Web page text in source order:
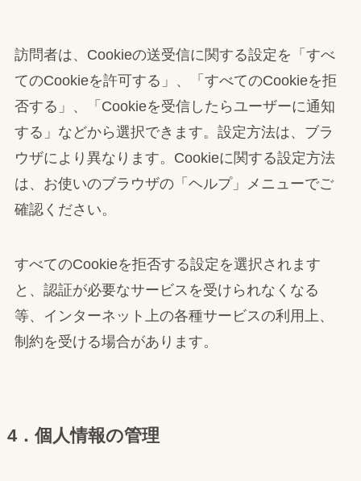
訪問者は、Cookieの送受信に関する設定を「すべ
てのCookieを許可する」、「すべてのCookieを拒
否する」、「Cookieを受信したらユーザーに通知
する」などから選択できます。設定方法は、ブラ
ウザにより異なります。Cookieに関する設定方法
は、お使いのブラウザの「ヘルプ」メニューでご
確認ください。
すべてのCookieを拒否する設定を選択されます
と、認証が必要なサービスを受けられなくなる
等、インターネット上の各種サービスの利用上、
制約を受ける場合があります。
4．個人情報の管理